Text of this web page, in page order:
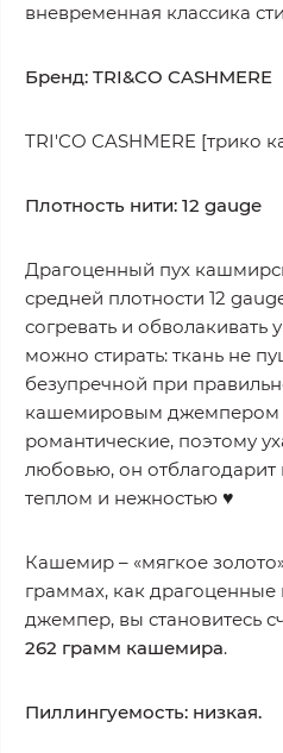
вневременная классика
Бренд: TRI&CO CASHMERE
TRI'CO CASHMERE [трико
Плотность нити: 12 gauge
Драгоценный пух
средней плотности 12
согревать и
можно стирать: ткань не
безупречной при
кашемировым джемпером
романтические, поэтому
любовью, он отблагодарит
теплом и нежностью ♥
Кашемир – «мягкое
граммах, как драгоценные
джемпер, вы становитесь
262 грамм кашемира.
Пиллингуемость: низкая.